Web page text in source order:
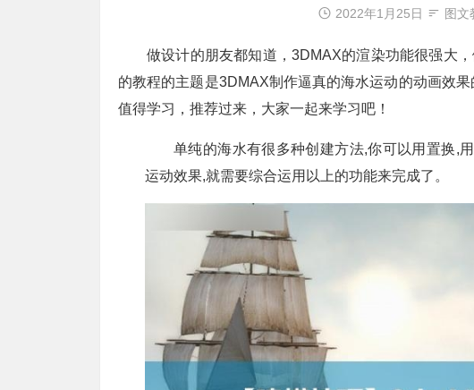
2022年1月25日 图文
做设计的朋友都知道，3DMAX的渲染功能很强大
的教程的主题是3DMAX制作逼真的海水运动的动画效
值得学习，推荐过来，大家一起来学习吧！
单纯的海水有很多种创建方法,你可以用置换,
运动效果,就需要综合运用以上的功能来完成了。